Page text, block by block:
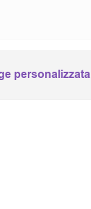
personalizzata